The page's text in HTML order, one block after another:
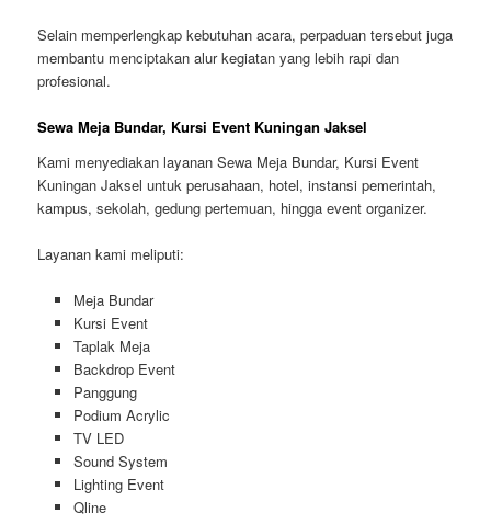
Selain memperlengkap kebutuhan acara, perpaduan tersebut juga
membantu menciptakan alur kegiatan yang lebih rapi dan
profesional.
Sewa Meja Bundar, Kursi Event Kuningan Jaksel
Kami menyediakan layanan Sewa Meja Bundar, Kursi Event
Kuningan Jaksel untuk perusahaan, hotel, instansi pemerintah,
kampus, sekolah, gedung pertemuan, hingga event organizer.
Layanan kami meliputi:
Meja Bundar
Kursi Event
Taplak Meja
Backdrop Event
Panggung
Podium Acrylic
TV LED
Sound System
Lighting Event
Qline